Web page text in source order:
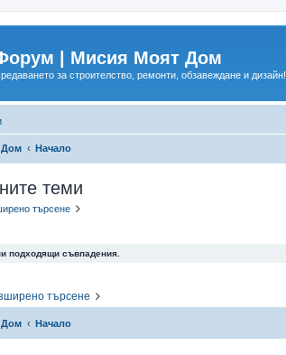
| Мисия Моят Дом
за строителство, ремонти, обзавеждане и дизайн!
Дом Начало
теми
търсене
подходящи съвпадения.
търсене
Дом Начало